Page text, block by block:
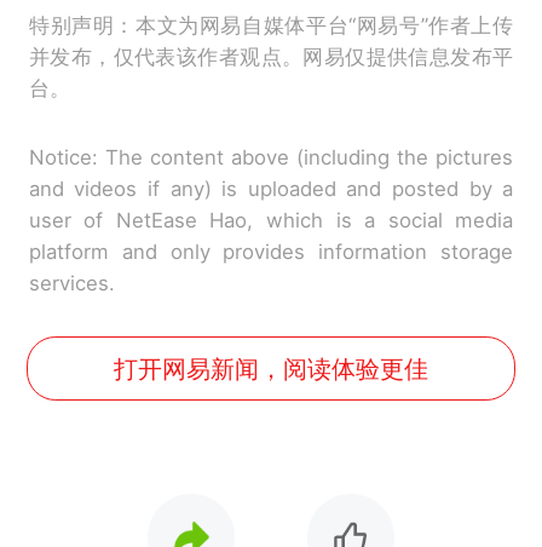
特别声明：本文为网易自媒体平台“网易号”作者上传
并发布，仅代表该作者观点。网易仅提供信息发布平
台。
Notice: The content above (including the pictures
and videos if any) is uploaded and posted by a
user of NetEase Hao, which is a social media
platform and only provides information storage
services.
打开网易新闻，阅读体验更佳